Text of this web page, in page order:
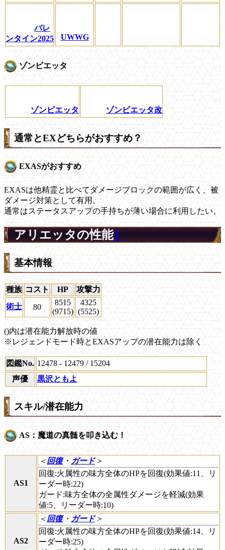
バレ
ンタイン2025
UWWG
ゾンビエッタ
ゾンビエッタ ゾンビエッタ改
通常とEXどちらがおすすめ？
EXASがおすすめ
EXASは他精霊と比べてダメージブロックの範囲が広く、被
ダメージ対策として有用。
通常はステータスアップの手持ちが薄い場合に利用したい。
アリエッタの性能1
基本情報
種族 コスト HP
攻撃力
術士
80
8515
(9715)
4325
(5525)
()内は潜在能力解放時の値
※レジェンドモード時とEXASアップの潜在能力は除く
図鑑No. 12478 - 12479 / 15204
声優
黒沢ともよ
スキル/潜在能力
AS：魔道の真髄を叩き込む！
AS1
＜回復・ ガード＞
回復:火属性の味方全体のHPを回復(効果値:11、リ
ーダー時:22)
ガード:味方全体の全属性ダメージを軽減(効果
値:5、リーダー時:10)
AS2
＜回復・ ガード＞
回復:火属性の味方全体のHPを回復(効果値:14、リ
ーダー時:25)